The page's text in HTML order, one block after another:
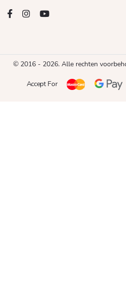
© 2016 - 2026. Alle rechten
Accept For